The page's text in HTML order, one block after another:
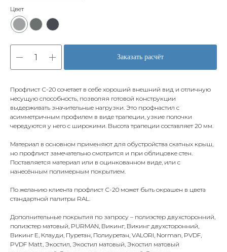
Цвет
Заказать расчёт
Профлист С-20 сочетает в себе хороший внешний вид и отличную
несущую способность, позволяя готовой конструкции
выдерживать значительные нагрузки. Это профнастил с
асимметричным профилем в виде трапеции, узкие полочки
чередуются у него с широкими. Высота трапеции составляет 20 мм.
Материал в основном применяют для обустройства скатных крыш,
но профлист замечательно смотрится и при облицовке стен.
Поставляется материал или в оцинкованном виде, или с
нанесённым полимерным покрытием.
По желанию клиента профлист С-20 может быть окрашен в цвета
стандартной палитры RAL.
Дополнительные покрытия по запросу – полиэстер двухсторонний,
полиэстер матовый, PURMAN, Викинг, Викинг двухсторонний,
Викинг Е, Клауди, Пуретан, Полиуретан, VALORI, Norman, PVDF,
PVDF Matt, Экостил, Экостил матовый, Экостил матовый